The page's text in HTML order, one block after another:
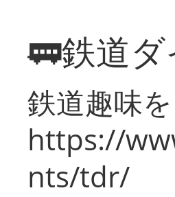
🚃鉄道
鉄道趣味
https://
nts/tdr/